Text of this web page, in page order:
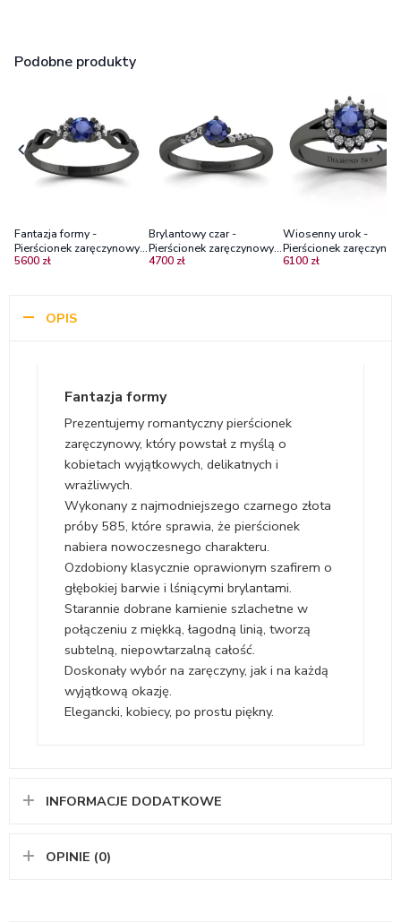
Podobne produkty
Fantazja formy -
Pierścionek zaręczynowy z
czarnego złota z szafirem
5600 zł
Brylantowy czar -
Pierścionek zaręczynowy z
czarnego złota z szafirem
4700 zł
Wiosenny urok -
Pierścionek
czarnego złota z
6100 zł
OPIS
Fantazja formy
Prezentujemy romantyczny pierścionek
zaręczynowy, który powstał z myślą o
kobietach wyjątkowych, delikatnych i
wrażliwych.
Wykonany z najmodniejszego czarnego złota
próby 585, które sprawia, że pierścionek
nabiera nowoczesnego charakteru.
Ozdobiony klasycznie oprawionym szafirem o
głębokiej barwie i lśniącymi brylantami.
Starannie dobrane kamienie szlachetne w
połączeniu z miękką, łagodną linią, tworzą
subtelną, niepowtarzalną całość.
Doskonały wybór na zaręczyny, jak i na każdą
wyjątkową okazję.
Elegancki, kobiecy, po prostu piękny.
INFORMACJE DODATKOWE
OPINIE (0)